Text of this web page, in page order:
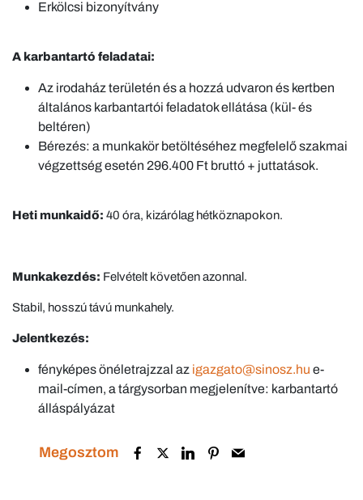
Erkölcsi bizonyítvány
A karbantartó feladatai:
Az irodaház területén és a hozzá udvaron és kertben
általános karbantartói feladatok ellátása (kül- és
beltéren)
Bérezés: a munkakör betöltéséhez megfelelő szakmai
végzettség esetén 296.400 Ft bruttó + juttatások.
Heti munkaidő: 40 óra, kizárólag hétköznapokon.
Munkakezdés: Felvételt követően azonnal.
Stabil, hosszú távú munkahely.
Jelentkezés:
fényképes önéletrajzzal az igazgato@sinosz.hu e-
mail-címen, a tárgysorban megjelenítve: karbantartó
álláspályázat
Megosztom